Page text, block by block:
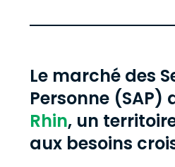
Le marché des
Personne (SAP)
Rhin, un
aux besoins